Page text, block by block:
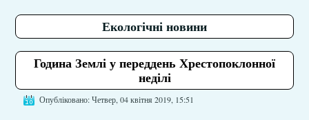
Екологічні новини
Година Землі у переддень Хрестопоклонної
неділі
Опубліковано: Четвер, 04 квітня 2019, 15:51